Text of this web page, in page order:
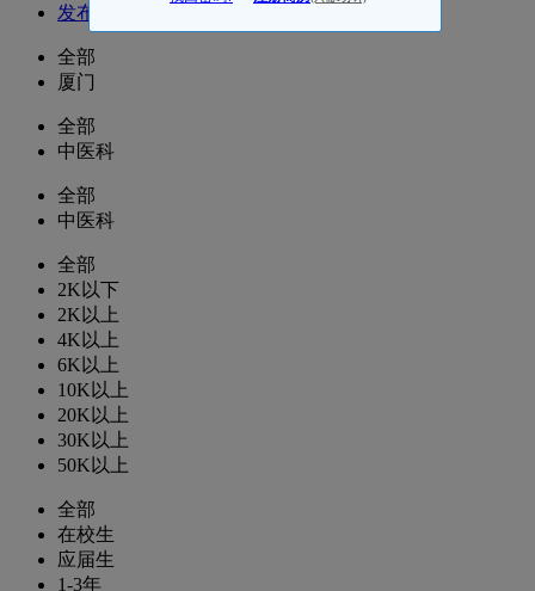
发布时间
全部
厦门
全部
中医科
全部
中医科
全部
2K以下
2K以上
4K以上
6K以上
10K以上
20K以上
30K以上
50K以上
全部
在校生
应届生
1-3年